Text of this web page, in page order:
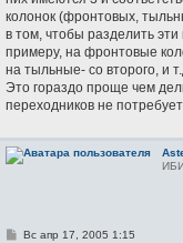
е
колонок (фронтовых,
в том, чтобы разделить
примеру, на фронтовые
на тыльные- со второго, и
Это гораздо проще чем
переходников не
СВс апр 17, 2005 1:15